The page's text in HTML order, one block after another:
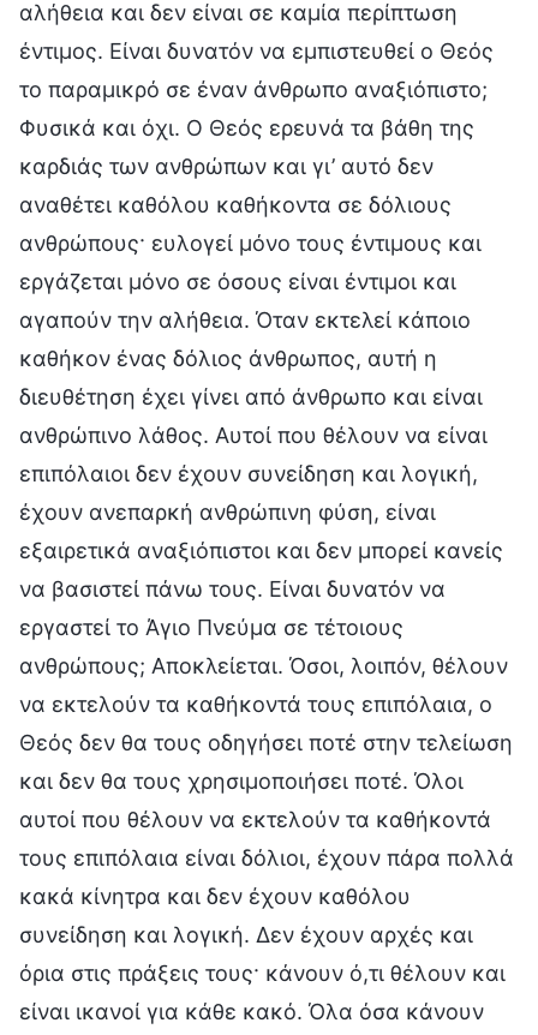
αλήθεια και δεν είναι σε καμία περίπτωση
έντιμος. Είναι δυνατόν να εμπιστευθεί ο Θεός
το παραμικρό σε έναν άνθρωπο αναξιόπιστο;
Φυσικά και όχι. Ο Θεός ερευνά τα βάθη της
καρδιάς των ανθρώπων και γι’ αυτό δεν
αναθέτει καθόλου καθήκοντα σε δόλιους
ανθρώπους· ευλογεί μόνο τους έντιμους και
εργάζεται μόνο σε όσους είναι έντιμοι και
αγαπούν την αλήθεια. Όταν εκτελεί κάποιο
καθήκον ένας δόλιος άνθρωπος, αυτή η
διευθέτηση έχει γίνει από άνθρωπο και είναι
ανθρώπινο λάθος. Αυτοί που θέλουν να είναι
επιπόλαιοι δεν έχουν συνείδηση και λογική,
έχουν ανεπαρκή ανθρώπινη φύση, είναι
εξαιρετικά αναξιόπιστοι και δεν μπορεί κανείς
να βασιστεί πάνω τους. Είναι δυνατόν να
εργαστεί το Άγιο Πνεύμα σε τέτοιους
ανθρώπους; Αποκλείεται. Όσοι, λοιπόν, θέλουν
να εκτελούν τα καθήκοντά τους επιπόλαια, ο
Θεός δεν θα τους οδηγήσει ποτέ στην τελείωση
και δεν θα τους χρησιμοποιήσει ποτέ. Όλοι
αυτοί που θέλουν να εκτελούν τα καθήκοντά
τους επιπόλαια είναι δόλιοι, έχουν πάρα πολλά
κακά κίνητρα και δεν έχουν καθόλου
συνείδηση και λογική. Δεν έχουν αρχές και
όρια στις πράξεις τους· κάνουν ό,τι θέλουν και
είναι ικανοί για κάθε κακό. Όλα όσα κάνουν